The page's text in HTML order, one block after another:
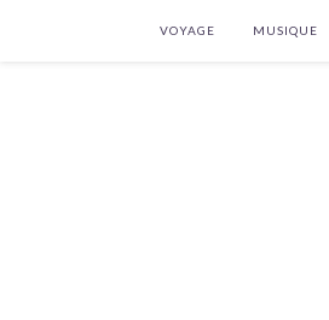
VOYAGE MUSIQUE